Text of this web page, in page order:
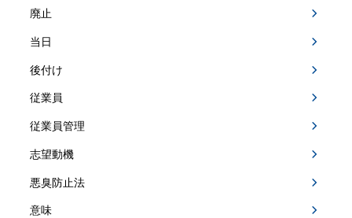
廃止
当日
後付け
従業員
従業員管理
志望動機
悪臭防止法
意味